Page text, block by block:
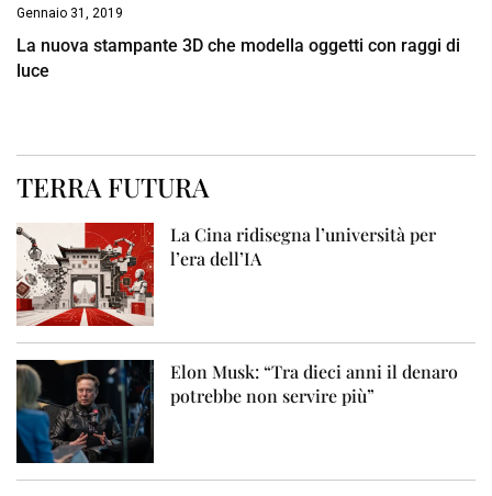
Gennaio 31, 2019
La nuova stampante 3D che modella oggetti con raggi di
luce
TERRA FUTURA
La Cina ridisegna l’università per
l’era dell’IA
Elon Musk: “Tra dieci anni il denaro
potrebbe non servire più”